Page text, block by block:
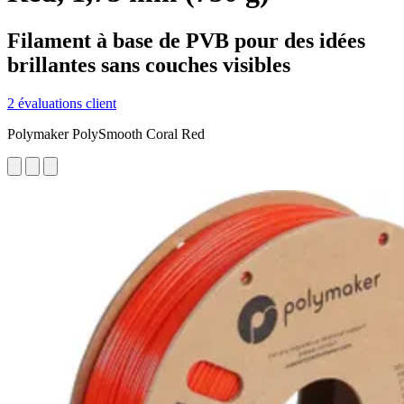
Filament à base de PVB pour des idées
brillantes sans couches visibles
2 évaluations client
Polymaker PolySmooth Coral Red